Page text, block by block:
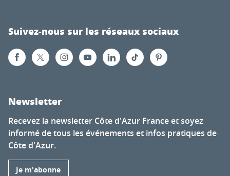
Suivez-nous sur les réseaux sociaux
Newsletter
Recevez la newsletter Côte d'Azur France et soyez
informé de tous les événements et infos pratiques de
Côte d'Azur.
Je m'abonne